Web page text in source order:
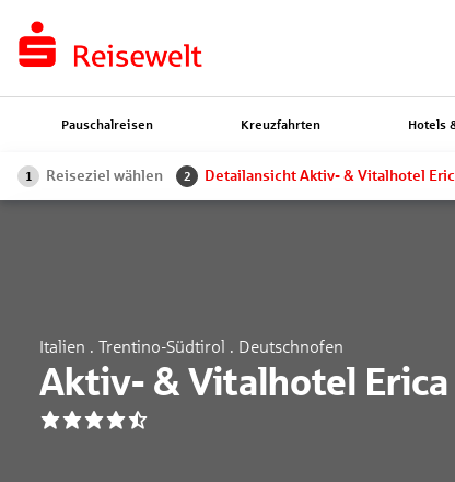
Pauschalreisen Kreuzfahrten Hotels
1 Reiseziel wählen 2 Detailansicht Aktiv- & Vitalhotel
Italien . Trentino-Südtirol . Deutschnofen
Aktiv- & Vitalhotel Erica
4.5